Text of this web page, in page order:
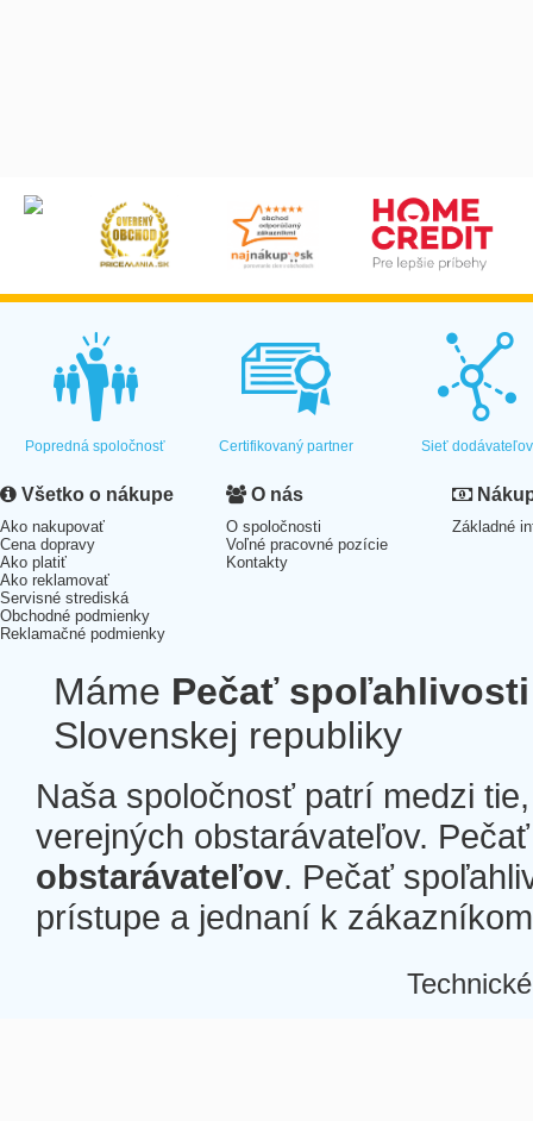
Popredná spoločnosť Certifikovaný partner Sieť dodávateľov
Všetko o nákupe
Ako nakupovať
Cena dopravy
Ako platiť
Ako reklamovať
Servisné strediská
Obchodné podmienky
Reklamačné podmienky
O nás
O spoločnosti
Voľné pracovné pozície
Kontakty
Základné
Máme Pečať spoľahlivosti
Slovenskej republiky
Naša spoločnosť patrí medzi
verejných obstarávateľov.
obstarávateľov. Pečať
prístupe a jednaní k